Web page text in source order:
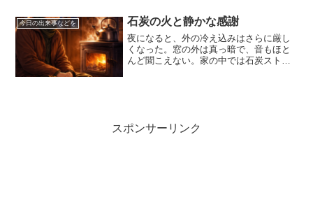
まる一日に胸が高鳴った。...
今日の出来事などを 石炭の火と静かな感謝
夜になると、外の冷え込みはさらに厳し
くなった。窓の外は真っ暗で、音もほと
んど聞こえない。家の中では石炭ストー
スポンサーリンク